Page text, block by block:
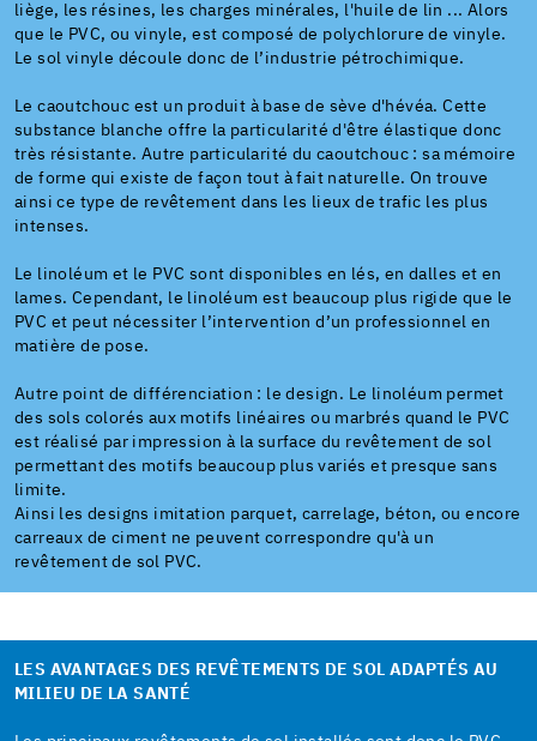
liège, les résines, les charges minérales, l'huile de lin ... Alors
que le PVC, ou vinyle, est composé de polychlorure de vinyle.
Le sol vinyle découle donc de l’industrie pétrochimique.
Le caoutchouc est un produit à base de sève d'hévéa. Cette
substance blanche offre la particularité d'être élastique donc
très résistante. Autre particularité du caoutchouc : sa mémoire
de forme qui existe de façon tout à fait naturelle. On trouve
ainsi ce type de revêtement dans les lieux de trafic les plus
intenses.
Le linoléum et le PVC sont disponibles en lés, en dalles et en
lames. Cependant, le linoléum est beaucoup plus rigide que le
PVC et peut nécessiter l’intervention d’un professionnel en
matière de pose.
Autre point de différenciation : le design. Le linoléum permet
des sols colorés aux motifs linéaires ou marbrés quand le PVC
est réalisé par impression à la surface du revêtement de sol
permettant des motifs beaucoup plus variés et presque sans
limite.
Ainsi les designs imitation parquet, carrelage, béton, ou encore
carreaux de ciment ne peuvent correspondre qu'à un
revêtement de sol PVC.
LES AVANTAGES DES REVÊTEMENTS DE SOL ADAPTÉS AU
MILIEU DE LA SANTÉ